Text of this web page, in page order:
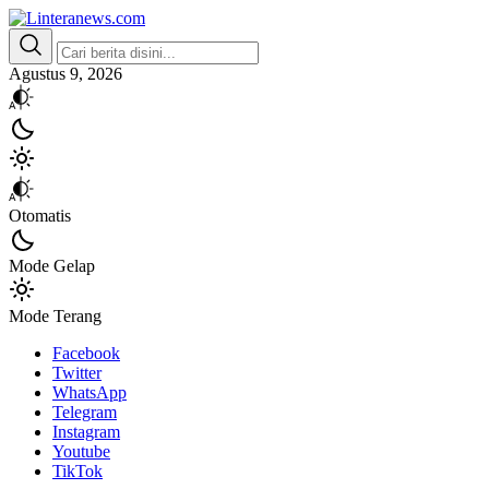
Linteranews.com
Lintas Informasi Tercepat dan Akurat
Agustus 9, 2026
Otomatis
Mode Gelap
Mode Terang
Facebook
Twitter
WhatsApp
Telegram
Instagram
Youtube
TikTok